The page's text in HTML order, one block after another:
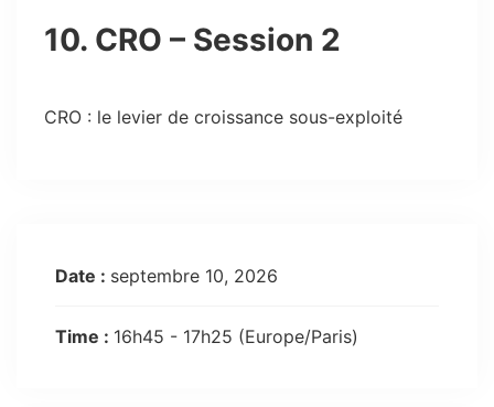
10. CRO – Session 2
CRO : le levier de croissance sous-exploité
Date : septembre 10, 2026
Time : 16h45 - 17h25 (Europe/Paris)